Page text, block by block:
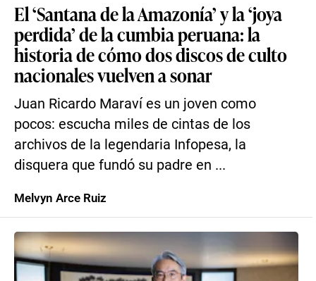
El ‘Santana de la Amazonía’ y la ‘joya
perdida’ de la cumbia peruana: la
historia de cómo dos discos de culto
nacionales vuelven a sonar
Juan Ricardo Maraví es un joven como
pocos: escucha miles de cintas de los
archivos de la legendaria Infopesa, la
disquera que fundó su padre en ...
Melvyn Arce Ruiz